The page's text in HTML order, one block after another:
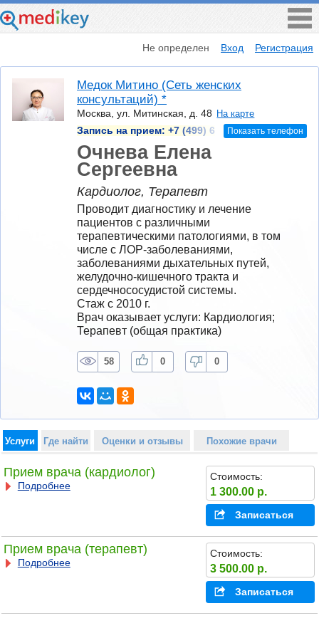
Не определен Вход Регистрация
Медок Митино (Сеть женских
консультаций) *
Москва, ул. Митинская, д. 48 На карте
Запись на прием: +7 (499) 6 Показать телефон
Очнева Елена
Сергеевна
Кардиолог, Терапевт
Проводит диагностику и лечение
пациентов с различными
терапевтическими патологиями, в том
числе с ЛОР-заболеваниями,
заболеваниями дыхательных путей,
желудочно-кишечного тракта и
сердечнососудистой системы.
Стаж с 2010 г.
Врач оказывает услуги: Кардиология;
Терапевт (общая практика)
58 0 0
Услуги Где найти Оценки и отзывы Похожие врачи
Прием врача (кардиолог)
Подробнее
Стоимость:
1 300.00 р.
Записаться
Прием врача (терапевт)
Подробнее
Стоимость:
3 500.00 р.
Записаться